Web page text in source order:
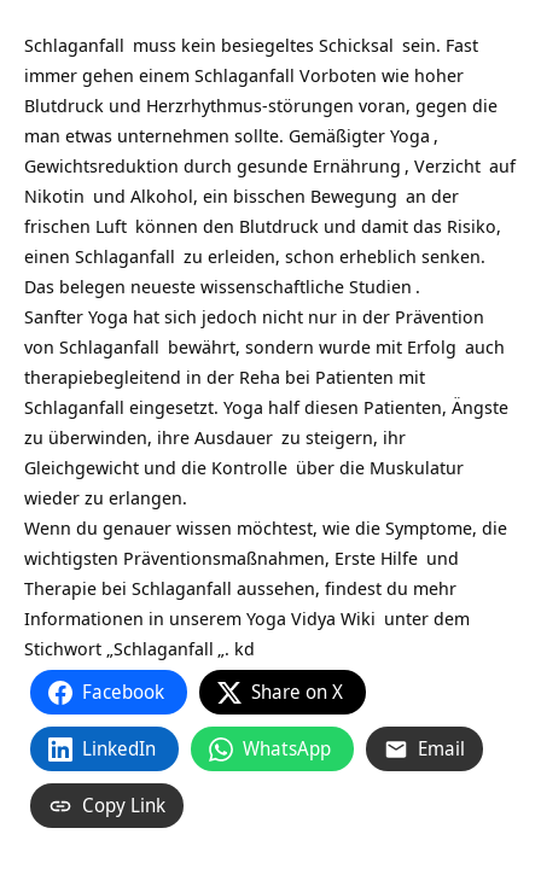
Schlaganfall muss kein besiegeltes Schicksal sein. Fast
immer gehen einem Schlaganfall Vorboten wie hoher
Blutdruck und Herzrhythmus-störungen voran, gegen die
man etwas unternehmen sollte. Gemäßigter Yoga ,
Gewichtsreduktion durch gesunde Ernährung , Verzicht auf
Nikotin und Alkohol, ein bisschen Bewegung an der
frischen Luft können den Blutdruck und damit das Risiko,
einen Schlaganfall zu erleiden, schon erheblich senken.
Das belegen neueste wissenschaftliche Studien .
Sanfter Yoga hat sich jedoch nicht nur in der Prävention
von Schlaganfall bewährt, sondern wurde mit Erfolg auch
therapiebegleitend in der Reha bei Patienten mit
Schlaganfall eingesetzt. Yoga half diesen Patienten, Ängste
zu überwinden, ihre Ausdauer zu steigern, ihr
Gleichgewicht und die Kontrolle über die Muskulatur
wieder zu erlangen.
Wenn du genauer wissen möchtest, wie die Symptome, die
wichtigsten Präventionsmaßnahmen, Erste Hilfe und
Therapie bei Schlaganfall aussehen, findest du mehr
Informationen in unserem Yoga Vidya Wiki unter dem
Stichwort „Schlaganfall „. kd
Facebook Share on X
LinkedIn WhatsApp Email
Copy Link